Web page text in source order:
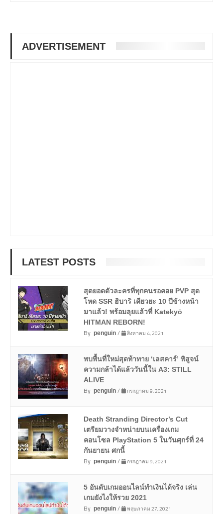
ADVERTISEMENT
LATEST POSTS
สุดยอดตัวละครที่ทุกคนรอคอย PVP สุด
โหด SSR ฮิบาริ เคียวยะ 10 ปีข้างหน้า
มาแล้ว! พร้อมลุยแล้วที่ Katekyō
HITMAN REBORN!
By penguin/ สิงหาคม 4, 2021
พบพื้นที่ใหม่สุดท้าทาย ‘เลสคาร์’ พิสูจน์
ความกล้าได้แล้ววันนี้ใน A3: STILL
ALIVE
By penguin/ กรกฎาคม 9, 2021
Death Stranding Director’s Cut
เตรียมวางจำหน่ายบนเครื่องเกม
คอนโซล PlayStation 5 ในวันศุกร์ที่ 24
กันยายน ศกนี้
By penguin/ กรกฎาคม 9, 2021
5 อันดับเกมออนไลน์ทำเงินได้จริง เล่น
เกมยังไงให้รวย 2021
By penguin/ พฤษภาคม 27, 2021